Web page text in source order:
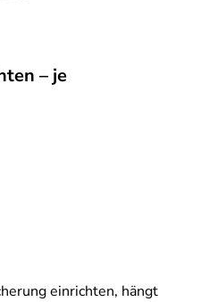
– je
einrichten, hängt